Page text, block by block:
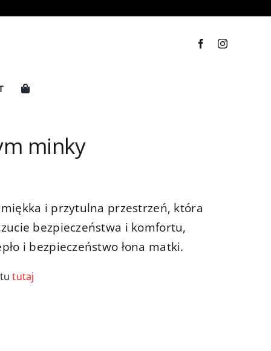
minky
i przytulna przestrzeń, która
bezpieczeństwa i komfortu,
i bezpieczeństwo łona matki.
tutaj